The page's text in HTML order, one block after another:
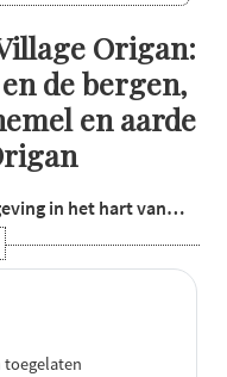
toegelaten
Origan:
de bergen,
en aarde
in het hart van…